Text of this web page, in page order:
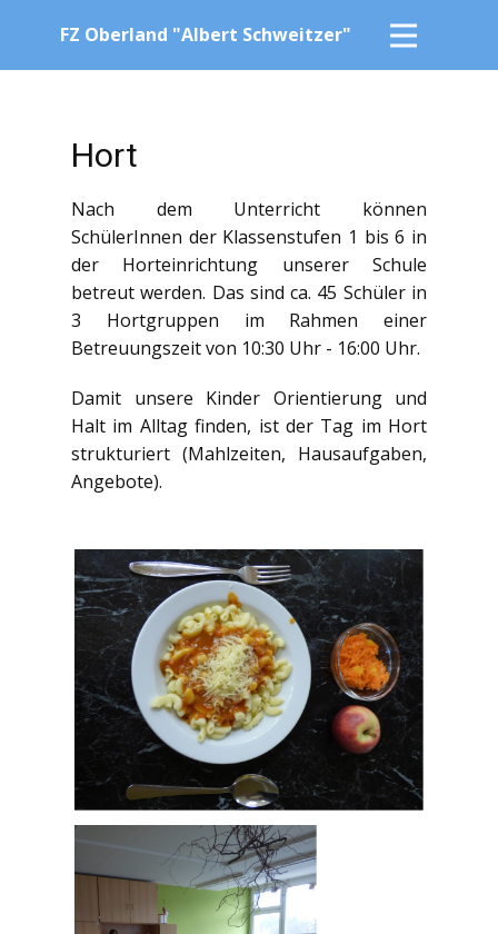
FZ Oberland "Albert Schweitzer"
Hort
Nach dem Unterricht können
SchülerInnen der Klassenstufen 1 bis 6 in
der Horteinrichtung unserer Schule
betreut werden. Das sind ca. 45 Schüler in
3 Hortgruppen im Rahmen einer
Betreuungszeit von 10:30 Uhr - 16:00 Uhr.
Damit unsere Kinder Orientierung und
Halt im Alltag finden, ist der Tag im Hort
strukturiert (Mahlzeiten, Hausaufgaben,
Angebote).